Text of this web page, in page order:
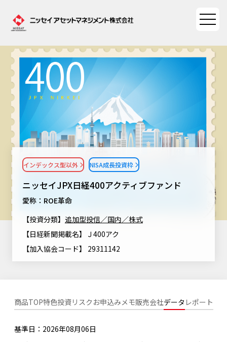
ファンド情報
ファンド情報TOP
ファンド検索
ファンド比較
決算カレンダー
海外休日カレンダー
投資信託新商品のご案内
投資信託償還商品のご案内
有価証券届出書の効力の発生の有無について
こだわりのインデックスファンド 購入・換金手数料なしシ
マーケット情報TOP
マーケット指数
大関 洋の「十字路」
コラム
ファンドレポート
資産形成ポータル
資産形成ポータルTOP
Nダイレクト
サステナビリティ
サステナビリティTOP
サステナビリティ経営
SDGsとは？
サステナビリティ経営基本方針
サステナビリティ推進体制
ニッセイアセットについて
ニッセイアセットについてTOP
会社情報
受賞歴
方針・その他開示情報
最新情報
ニッセイJPX日経400アクティブファンド
愛称：ROE革命
インデックス型以外 NISA成長投資枠
【投資分類】 追加型投信／国内／株式
【日経新聞掲載名】Ｊ400アク
【加入協会コード】 29311142
商品TOP特色投資リスク お申込みメモ販売会社データ レポート
基準日：2026年08月06日